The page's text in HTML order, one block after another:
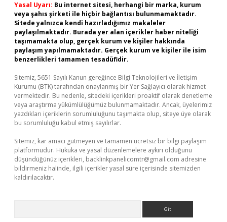
Yasal Uyarı: Bu internet sitesi, herhangi bir marka, kurum
veya şahıs şirketi ile hiçbir bağlantısı bulunmamaktadır.
Sitede yalnızca kendi hazırladığımız makaleler
paylaşılmaktadır. Burada yer alan içerikler haber niteliği
taşımamakta olup, gerçek kurum ve kişiler hakkında
paylaşım yapılmamaktadır. Gerçek kurum ve kişiler ile isim
benzerlikleri tamamen tesadüfidir.
Sitemiz, 5651 Sayılı Kanun gereğince Bilgi Teknolojileri ve İletişim
Kurumu (BTK) tarafından onaylanmış bir Yer Sağlayıcı olarak hizmet
vermektedir. Bu nedenle, sitedeki içerikleri proaktif olarak denetleme
veya araştırma yükümlülüğümüz bulunmamaktadır. Ancak, üyelerimiz
yazdıkları içeriklerin sorumluluğunu taşımakta olup, siteye üye olarak
bu sorumluluğu kabul etmiş sayılırlar.
Sitemiz, kar amacı gütmeyen ve tamamen ücretsiz bir bilgi paylaşım
platformudur. Hukuka ve yasal düzenlemelere aykırı olduğunu
düşündüğünüz içerikleri, backlinkpanelicomtr@gmail.com adresine
bildirmeniz halinde, ilgili içerikler yasal süre içerisinde sitemizden
kaldırılacaktır.